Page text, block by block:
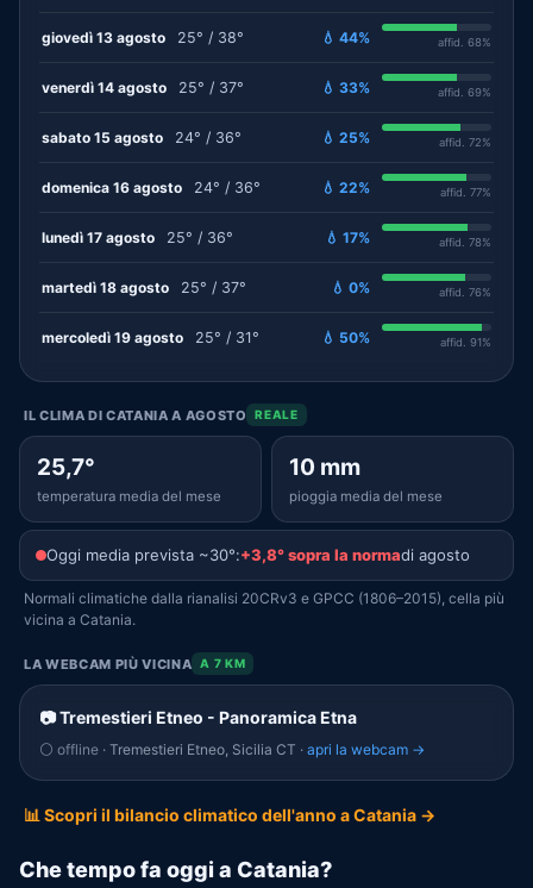
giovedì 13 agosto 25° / 38° 💧 44% affid. 68%
venerdì 14 agosto 25° / 37° 💧 33% affid. 69%
sabato 15 agosto 24° / 36° 💧 25% affid. 72%
domenica 16 agosto 24° / 36° 💧 22% affid. 77%
lunedì 17 agosto 25° / 36° 💧 17% affid. 78%
martedì 18 agosto 25° / 37° 💧 0% affid. 76%
mercoledì 19 agosto 25° / 31° 💧 50% affid. 91%
IL CLIMA DI CATANIA A AGOSTO REALE
25,7°
temperatura media del mese
10 mm
pioggia media del mese
Oggi media prevista ~30°:+3,8° sopra la normadi agosto
Normali climatiche dalla rianalisi 20CRv3 e GPCC (1806–2015), cella più
vicina a Catania.
LA WEBCAM PIÙ VICINA A 7 KM
📷 Tremestieri Etneo - Panoramica Etna
⚪ offline · Tremestieri Etneo, Sicilia CT · apri la webcam →
📊 Scopri il bilancio climatico dell'anno a Catania →
Che tempo fa oggi a Catania?